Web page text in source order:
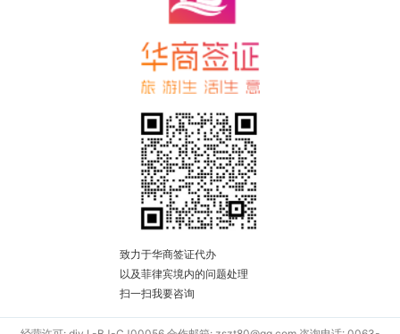
致力于华商签证代办
以及菲律宾境内的问题处理
扫一扫我要咨询